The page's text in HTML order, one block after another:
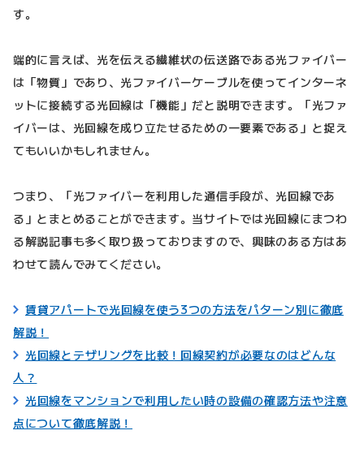
す。
端的に言えば、光を伝える繊維状の伝送路である光ファイバー
は「物質」であり、光ファイバーケーブルを使ってインターネ
ットに接続する光回線は「機能」だと説明できます。「光ファ
イバーは、光回線を成り立たせるための一要素である」と捉え
てもいいかもしれません。
つまり、「光ファイバーを利用した通信手段が、光回線であ
る」とまとめることができます。当サイトでは光回線にまつわ
る解説記事も多く取り扱っておりますので、興味のある方はあ
わせて読んでみてください。
賃貸アパートで光回線を使う3つの方法をパターン別に徹底
解説！
光回線とテザリングを比較！回線契約が必要なのはどんな
人？
光回線をマンションで利用したい時の設備の確認方法や注意
点について徹底解説！